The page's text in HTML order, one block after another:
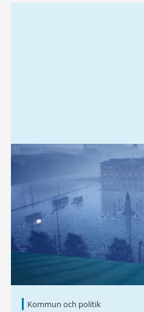
Kommun och politik